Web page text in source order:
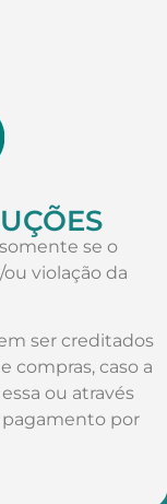
se o
violação da
ser creditados
compras, caso a
ou através
por